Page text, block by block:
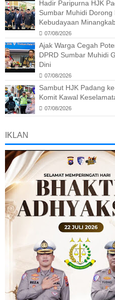
Hadir Paripurna HJK
Sumbar Muhidi
Kebudayaan
07/08/2026
Ajak Warga Cegah
DPRD Sumbar Muhidi
Dini
07/08/2026
Sambut HJK Padang
Komit Kawal
07/08/2026
IKLAN